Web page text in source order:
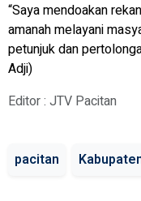
“Saya mendoakan
amanah melayani
petunjuk dan
Adji)
Editor : JTV Pacitan
pacitan